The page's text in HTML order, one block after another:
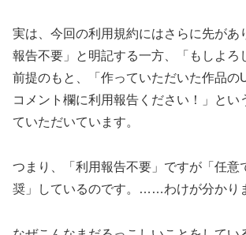
実は、今回の利用規約にはさらに先があ
報告不要」と明記する一方、「もしよろ
前提のもと、「作っていただいた作品の
コメント欄に利用報告ください！」とい
ていただいています。
つまり、「利用報告不要」ですが「任意
奨」しているのです。……わけが分かり